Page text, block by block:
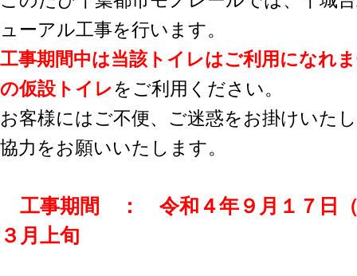
ューアル工事を行います。
工事期間中は当該トイレはご利用になれ
の仮設トイレをご利用ください。
お客様にはご不便、ご迷惑をお掛けいた
協力をお願いいたします。
工事期間 ： 令和４年９月１７日（
３月上旬